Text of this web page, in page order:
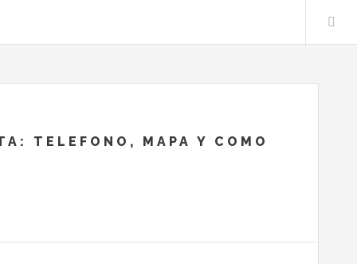
TELEFONO, MAPA Y COMO